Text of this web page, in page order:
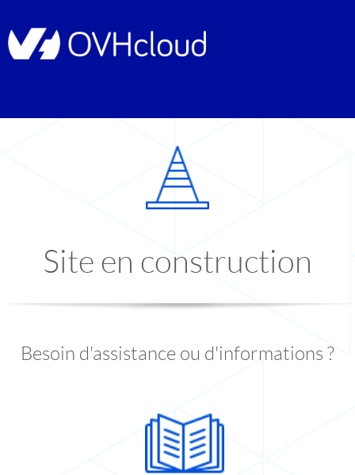
Site en construction
Besoin d'assistance ou d'informations ?